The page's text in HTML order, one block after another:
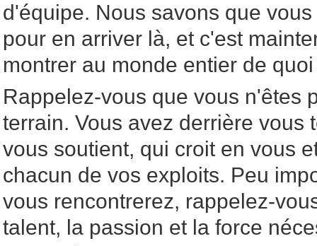
d'équipe. Nous savons que
pour en arriver là, et c'est
montrer au monde entier de
Rappelez-vous que vous n'êtes
terrain. Vous avez derrière vous
vous soutient, qui croit en vous
chacun de vos exploits. Peu
vous rencontrerez, rappelez-
talent, la passion et la force